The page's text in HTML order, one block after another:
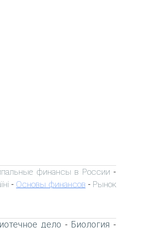
финансы в России -
- Основы финансов - Рынок
дело - Биология -